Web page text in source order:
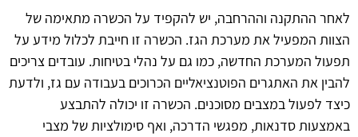
לאחר ההתקנה וההרחבה, יש להקפיד על הכשרה מתאימה של
הצוות המפעיל את מערכת הגז. הכשרה זו חייבת לכלול מידע על
תפעול המערכת החדשה, כמו גם על נהלי בטיחות. עובדים צריכים
להבין את האתגרים הפוטנציאליים הכרוכים בעבודה עם גז, ולדעת
כיצד לפעול במצבים מסוכנים. הכשרה זו יכולה להתבצע
באמצעות סדנאות, מפגשי הדרכה, ואף סימולציות של מצבי